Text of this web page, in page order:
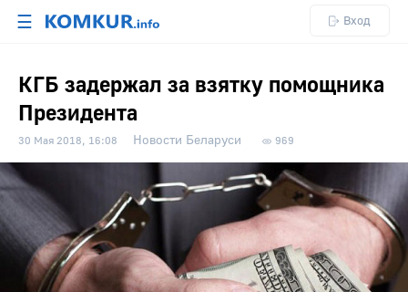
☰ Вход
КГБ задержал за взятку помощника
Президента
30 Мая 2018, 16:08 Новости Беларуси 969